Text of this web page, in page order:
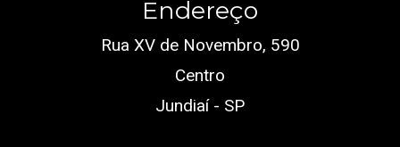
Endereço
Rua XV de Novembro, 590
Centro
Jundiaí - SP